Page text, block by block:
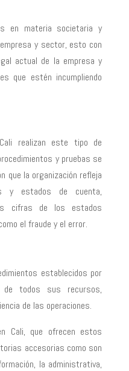
en materia societaria y
y sector, esto con
actual de la empresa y
que estén incumpliendo
realizan este tipo de
y pruebas se
que la organización refleja
y estados de cuenta,
cifras de los estados
el fraude y el error.
establecidos por
de todos sus recursos,
de las operaciones.
Cali, que ofrecen estos
accesorias como son
la administrativa,